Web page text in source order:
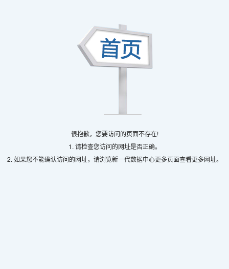
很抱歉，您要访问的页面不存在!
1. 请检查您访问的网址是否正确。
2. 如果您不能确认访问的网址，请浏览新一代数据中心更多页面查看更多网址。